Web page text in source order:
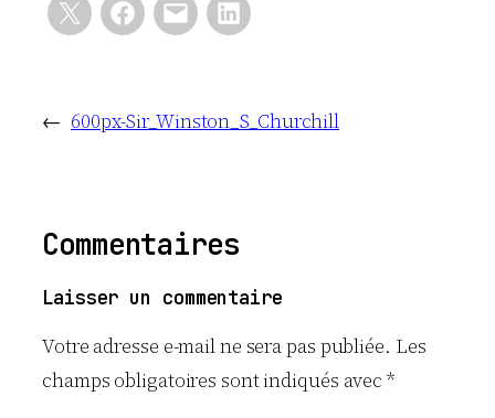
← 600px-Sir_Winston_S_Churchill
Commentaires
Laisser un commentaire
Votre adresse e-mail ne sera pas publiée. Les
champs obligatoires sont indiqués avec*